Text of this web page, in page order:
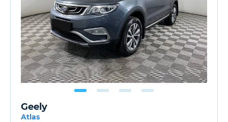
Geely
Atlas